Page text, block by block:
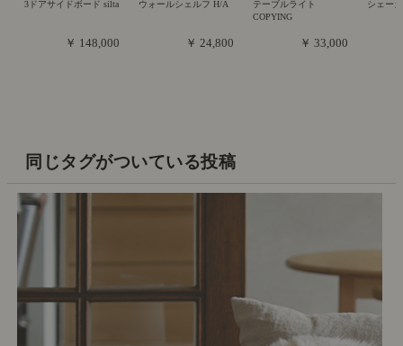
3ドアサイドボード silta
￥ 148,000
ウォールシェルフ H/A
￥ 24,800
テーブルライト
COPYING
￥ 33,000
シェー
同じタグがついている投稿